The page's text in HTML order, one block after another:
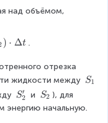
над объёмом,
) ⋅ Δt .
отрезка
жидкости между S
S1
S
'
S2
′ и S
_
S2 ), для
энергию начальную.